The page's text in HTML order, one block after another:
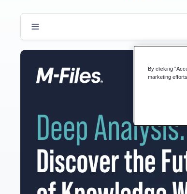
Introducción
M-Files de M-Files
Integración de la IA
Enfoque centrado en Microsoft
Conclusión
By clicking
marketing efforts.